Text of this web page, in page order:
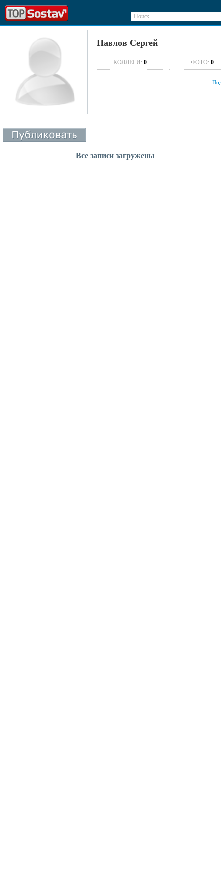
Поиск
Павлов Сергей
КОЛЛЕГИ: 0 ФОТО: 0
Все записи загружены